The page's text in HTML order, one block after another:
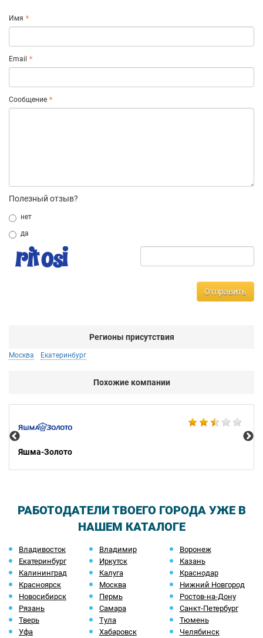
Имя
Email
Сообщение
Полезный отзыв?
нет
да
Отправить
Регионы присутствия
Москва Екатеринбург
Похожие компании
Яшма-Золото
РАБОТОДАТЕЛИ ТВОЕГО ГОРОДА УЖЕ В
НАШЕМ КАТАЛОГЕ
Владивосток Владимир
Воронеж
Екатеринбург
Иркутск
Казань
Калининград
Калуга
Краснодар
Красноярск
Москва
Нижний Новгород
Новосибирск
Пермь
Ростов-на-Дону
Рязань
Самара
Санкт-Петербург
Тверь
Тула
Тюмень
Уфа
Хабаровск Челябинск